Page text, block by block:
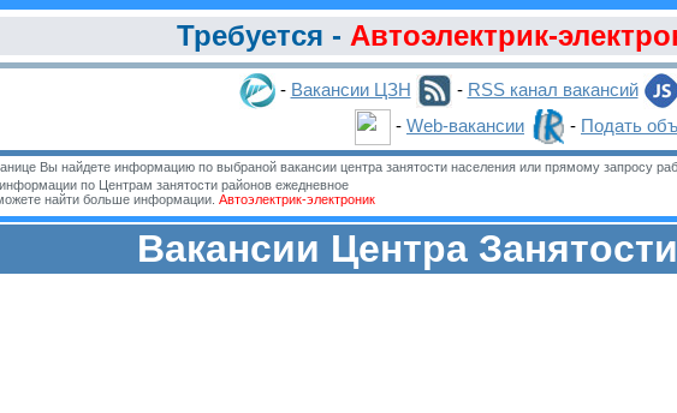
Требуется - Автоэлектрик-
- Вакансии ЦЗН - RSS канал вакансий
- Web-вакансии - Подать
Вы найдете информацию по выбраной вакансии центра занятости населения или прямому запросу
по Центрам занятости районов ежедневное
найти больше информации. Автоэлектрик-электроник
Вакансии Центра Занятости